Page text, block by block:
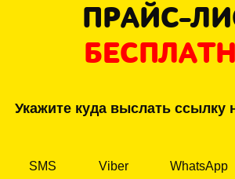
ПРАЙС-
Укажите куда выслать ссылку
SMS Viber WhatsApp